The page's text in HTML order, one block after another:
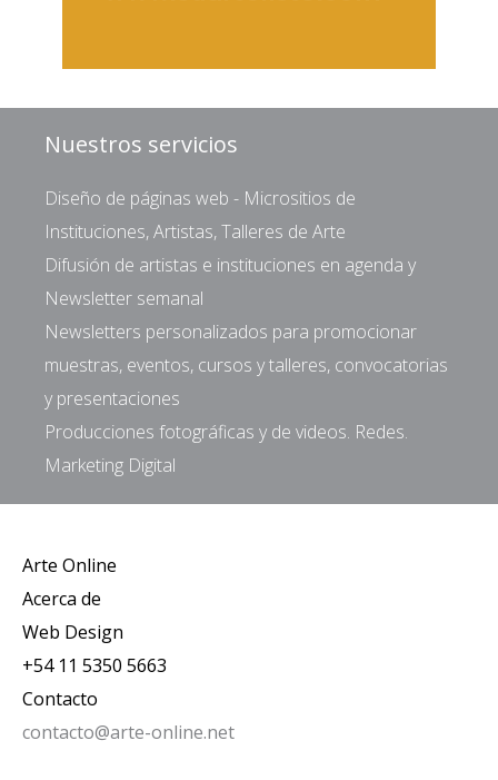
Nuestros servicios
Diseño de páginas web - Micrositios de
Instituciones, Artistas, Talleres de Arte
Difusión de artistas e instituciones en agenda y
Newsletter semanal
Newsletters personalizados para promocionar
muestras, eventos, cursos y talleres, convocatorias
y presentaciones
Producciones fotográficas y de videos. Redes.
Marketing Digital
Arte Online
Acerca de
Web Design
+54 11 5350 5663
Contacto
contacto@arte-online.net